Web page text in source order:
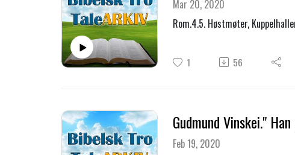
Mar 20, 2020
Rom.4.5. Høstmøter,
1 56
Gudmund Vinskei."
Feb 19, 2020